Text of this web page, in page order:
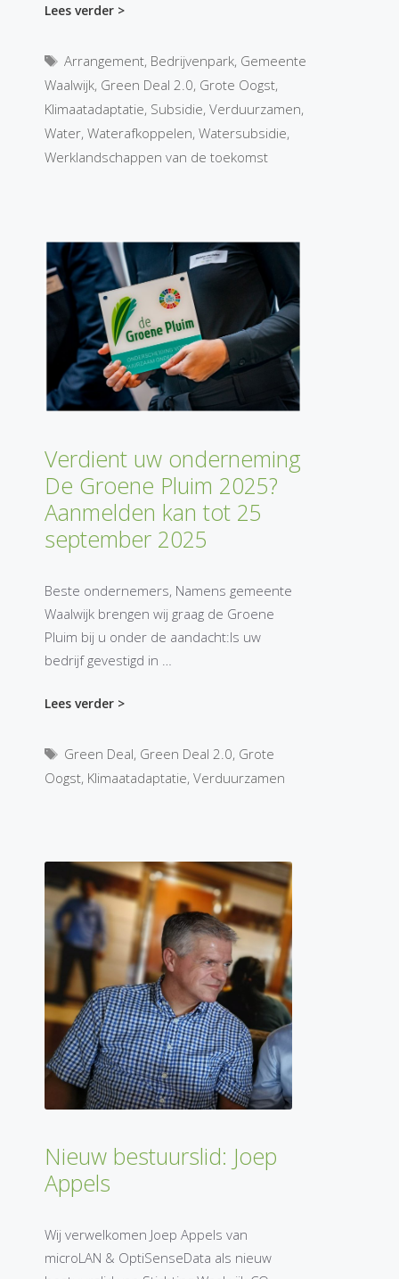
Lees verder >
Tags
Arrangement, Bedrijvenpark, Gemeente
Waalwijk, Green Deal 2.0, Grote Oogst,
Klimaatadaptatie, Subsidie, Verduurzamen,
Water, Waterafkoppelen, Watersubsidie,
Werklandschappen van de toekomst
Verdient uw onderneming
De Groene Pluim 2025?
Aanmelden kan tot 25
september 2025
Beste ondernemers, Namens gemeente
Waalwijk brengen wij graag de Groene
Pluim bij u onder de aandacht:Is uw
bedrijf gevestigd in …
Lees verder >
Tags
Green Deal, Green Deal 2.0, Grote
Oogst, Klimaatadaptatie, Verduurzamen
Nieuw bestuurslid: Joep
Appels
Wij verwelkomen Joep Appels van
microLAN & OptiSenseData als nieuw